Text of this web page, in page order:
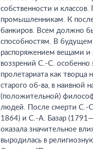
собственности и
промышленникам. К
банкиров. Всем должно
способностям. В
распоряжением вещами и
воззрений С.-С. особенно
пролетариата как творца
старого об-ва, в наивной
(положительной)
людей. После смерти С.-
1864) и С.-А. Базар
оказала значительное
выродилась в